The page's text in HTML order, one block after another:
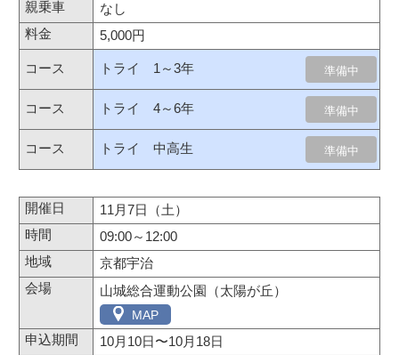
なし
5,000円
トライ 1～3年 準備中
トライ 4～6年 準備中
トライ 中高生 準備中
11月7日（土）
09:00～12:00
京都宇治
山城総合運動公園（太陽が丘）
MAP
10月10日〜10月18日